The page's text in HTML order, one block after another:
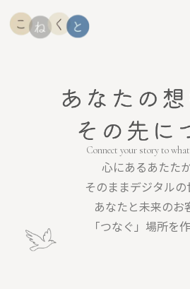
容
Connect your story to what
心にあるあたた
そのままデジタルの
あなたと未来のお
「つなぐ」場所を